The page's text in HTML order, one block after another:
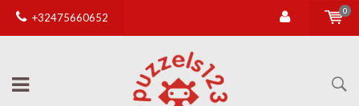
+32475660652
0